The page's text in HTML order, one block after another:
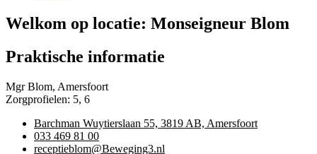
Welkom op locatie: Monseigneur Blom
Praktische informatie
Mgr Blom, Amersfoort
Zorgprofielen: 5, 6
Barchman Wuytierslaan 55, 3819 AB, Amersfoort
033 469 81 00
receptieblom@Beweging3.nl